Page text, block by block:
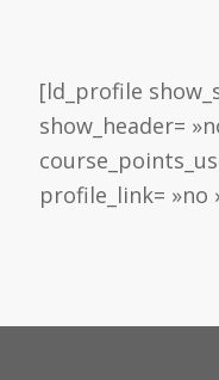
[ld_profile
show_header=
profile_link= »no